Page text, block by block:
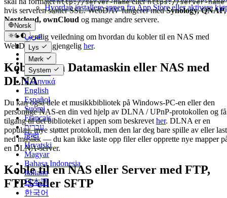
Hvordan installere appen fra App Store eller aktivere
Norsk
عربي
Català
Čeština
Dansk
Deutsch
Ελληνικά
English
Español
Suomi
Français
עברית
हिन्दी
Hrvatski
Magyar
Bahasa Indonesia
Italiano
日本語
한국어
Lys
Mørk
System
http://server-name https://server-name
hvis serveren støtter SSL. WebDAV fungerer medSynology, QNAP,
Nextcloud, ownCloud og mange andre servere.
En fullstendig veiledning om hvordan du kobler til en NAS med
WebDAV er tilgjengelig her.
Koble til en Datamaskin eller NAS med
DLNA
Du kan også dele et musikkbibliotek på Windows-PC-en eller den
personlige NAS-en din ved hjelp av DLNA / UPnP-protokollen og få
tilgang til det biblioteket i appen som beskrevet her. DLNA er en
populær, mye støttet protokoll, men den lar deg bare spille av eller
ned musikk — du kan ikke laste opp filer eller opprette nye mapper
en DLNA-server.
Koble til en NAS eller Server med FTP,
FTPS eller SFTP